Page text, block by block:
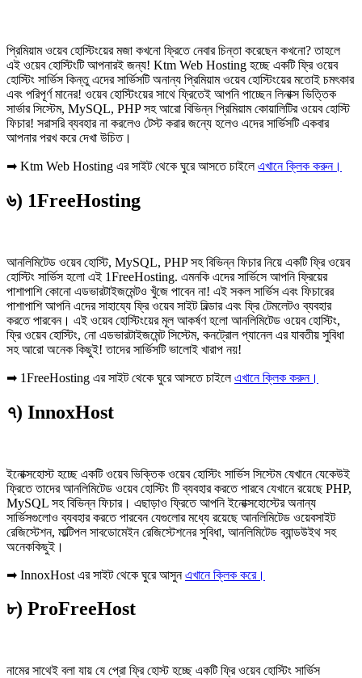
প্রিমিয়াম ওয়েব হোস্টিংয়ের মজা কখনো ফ্রিতে নেবার চিন্তা করেছেন কখনো? তাহলে
এই ওয়েব হোস্টিংটি আপনারই জন্য! Ktm Web Hosting হচ্ছে একটি ফ্রি ওয়েব
হোস্টিং সার্ভিস কিন্তু এদের সার্ভিসটি অনান্য প্রিমিয়াম ওয়েব হোস্টিংয়ের মতোই চমৎকার
এবং পরিপূর্ণ মানের! ওয়েব হোস্টিংয়ের সাথে ফ্রিতেই আপনি পাচ্ছেন লিনাক্স ভিত্তিক
সার্ভার সিস্টেম, MySQL, PHP সহ আরো বিভিন্ন প্রিমিয়াম কোয়ালিটির ওয়েব হোস্টি
ফিচার! সরাসরি ব্যবহার না করলেও টেস্ট করার জন্যে হলেও এদের সার্ভিসটি একবার
আপনার পরখ করে দেখা উচিত।
➡ Ktm Web Hosting এর সাইট থেকে ঘুরে আসতে চাইলেএখানে ক্লিক করুন।
৬) 1FreeHosting
আনলিমিটেড ওয়েব হোস্টি, MySQL, PHP সহ বিভিন্ন ফিচার নিয়ে একটি ফ্রি ওয়েব
হোস্টিং সার্ভিস হলো এই 1FreeHosting. এমনকি এদের সার্ভিসে আপনি ফ্রিয়ের
পাশাপাশি কোনো এডভারটাইজমেন্টও খুঁজে পাবেন না! এই সকল সার্ভিস এবং ফিচারের
পাশাপাশি আপনি এদের সাহায্যে ফ্রি ওয়েব সাইট বিল্ডার এবং ফ্রি টেমলেটও ব্যবহার
করতে পারবেন। এই ওয়েব হোস্টিংয়ের মূল আকর্ষণ হলো আনলিমিটেড ওয়েব হোস্টিং,
ফ্রি ওয়েব হোস্টিং, নো এডভারটাইজমেন্ট সিস্টেম, কনট্রোল প্যানেল এর যাবতীয় সুবিধা
সহ আরো অনেক কিছুই! তাদের সার্ভিসটি ভালোই খারাপ নয়!
➡ 1FreeHosting এর সাইট থেকে ঘুরে আসতে চাইলেএখানে ক্লিক করুন।
৭) InnoxHost
ইনোক্সহোস্ট হচ্ছে একটি ওয়েব ভিক্তিক ওয়েব হোস্টিং সার্ভিস সিস্টেম যেখানে যেকেউই
ফ্রিতে তাদের আনলিমিটেড ওয়েব হোস্টিং টি ব্যবহার করতে পারবে যেখানে রয়েছে PHP,
MySQL সহ বিভিন্ন ফিচার। এছাড়াও ফ্রিতে আপনি ইনোক্সহোস্টের অনান্য
সার্ভিসগুলোও ব্যবহার করতে পারবেন যেগুলোর মধ্যে রয়েছে আনলিমিটেড ওয়েবসাইট
রেজিস্টেশন, মাল্টিপল সাবডোমেইন রেজিস্টেশনের সুবিধা, আনলিমিটেড ব্যান্ডউইথ সহ
অনেককিছুই।
➡ InnoxHost এর সাইট থেকে ঘুরে আসুনএখানে ক্লিক করে।
৮) ProFreeHost
নামের সাথেই বলা যায় যে প্রো ফ্রি হোস্ট হচ্ছে একটি ফ্রি ওয়েব হোস্টিং সার্ভিস